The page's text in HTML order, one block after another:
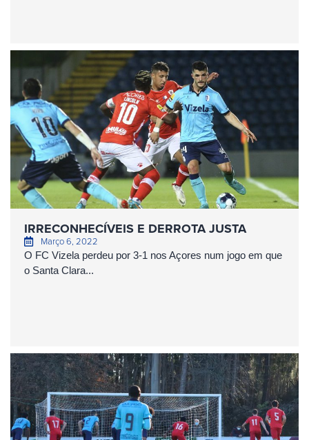
IRRECONHECÍVEIS E DERROTA JUSTA
Março 6, 2022
O FC Vizela perdeu por 3-1 nos Açores num jogo em que
o Santa Clara...